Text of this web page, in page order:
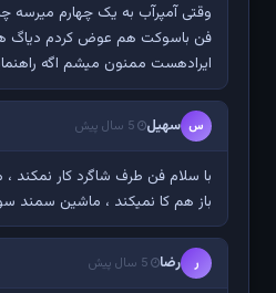
وقتی آمپرآب به یک چهارم
فن باسوکت هم عوض کردم دیاگ
ایرادهست ممنون میشم اگه
س سهیل 5 سال پیش
با سلام فن طرف شاگرد کار نمکند
باز هم کا نمیکند ، ماشین سمند
ر رضا 5 سال پیش